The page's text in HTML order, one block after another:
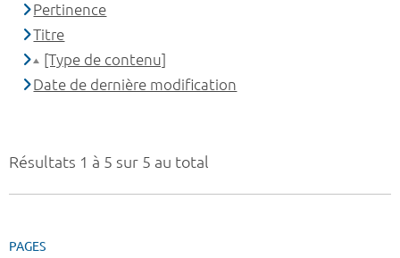
Résultats 1 à 5 sur 5 au total
PAGES
Pertinence
Titre
[Type de contenu]
Date de dernière modification